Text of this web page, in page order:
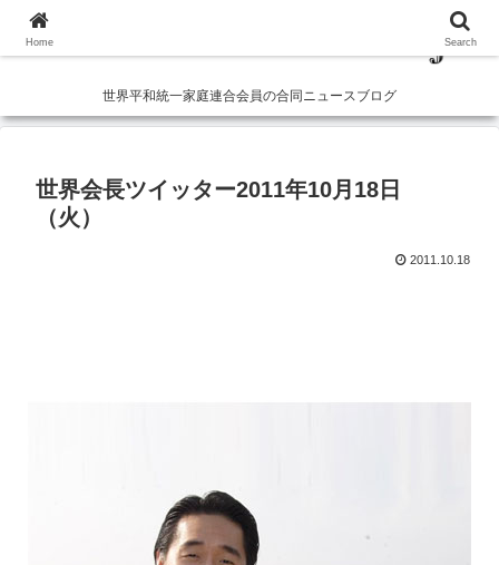
世界平和統一家庭連合会員の合同ニュースブログ
世界会長ツイッター2011年10月18日
（火）
2011.10.18
Home Search